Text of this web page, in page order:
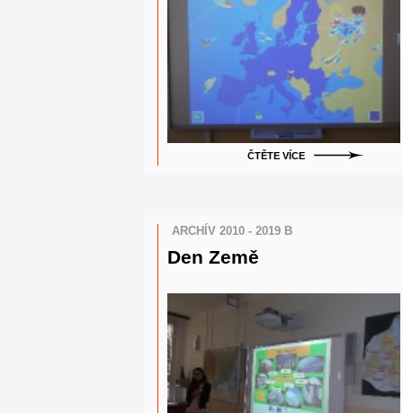
ČTĚTE VÍCE
ARCHÍV 2010 - 2019 B
Den Země